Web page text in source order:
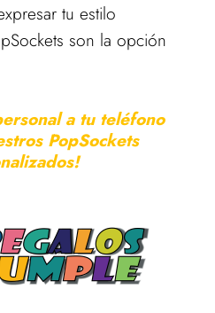
tu estilo
son la opción
a tu teléfono
PopSockets